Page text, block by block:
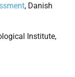
, Danish
Institute,